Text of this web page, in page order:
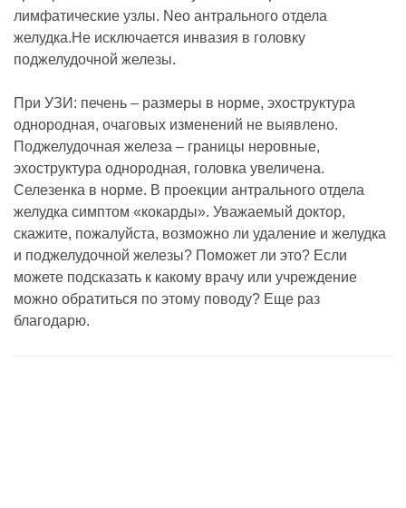
лимфатические узлы. Neo антрального отдела
желудка.Не исключается инвазия в головку
поджелудочной железы.
При УЗИ: печень – размеры в норме, эхоструктура
однородная, очаговых изменений не выявлено.
Поджелудочная железа – границы неровные,
эхоструктура однородная, головка увеличена.
Селезенка в норме. В проекции антрального отдела
желудка симптом «кокарды». Уважаемый доктор,
скажите, пожалуйста, возможно ли удаление и желудка
и поджелудочной железы? Поможет ли это? Если
можете подсказать к какому врачу или учреждение
можно обратиться по этому поводу? Еще раз
благодарю.